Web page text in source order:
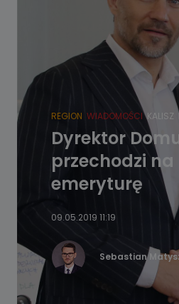
REGION WIADOMOŚCI KALISZ
Dyrektor
przechodzi na
emeryturę
09.05.2019 11:19
Sebastian